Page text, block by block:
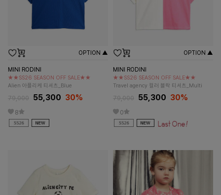
OPTION ▲
MINI RODINI
★★SS26 SEASON OFF SALE★★
Alien 아플리케 티셔츠_Blue
79,000 55,300 30%
8
OPTION ▲
MINI RODINI
★★SS26 SEASON OFF SALE★★
Travel agency 컬러 블락 티셔츠_Multi
79,000 55,300 30%
0